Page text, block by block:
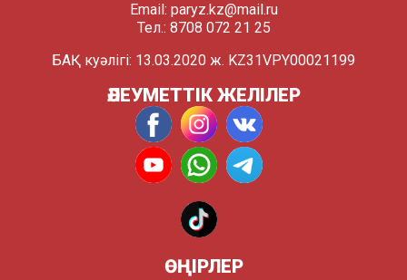
Email: paryz.kz@mail.ru
Тел.: 8708 072 21 25
БАҚ куәлігі: 13.03.2020 ж. KZ31VPY00021199
ӘЛЕУМЕТТІК ЖЕЛІЛЕР
ӨҢІРЛЕР